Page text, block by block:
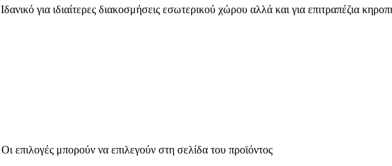
για ιδιαίτερες διακοσμήσεις εσωτερικού χώρου αλλά και για επιτραπέζια
επιλογές μπορούν να επιλεγούν στη σελίδα του προϊόντος